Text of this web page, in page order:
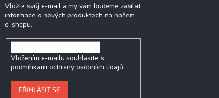
Vložte svůj e-mail a my vám budeme zasílat
informace o nových produktech na našem
e-shopu.
Vložením e-mailu souhlasíte s
podmínkami ochrany osobních údajů
PŘIHLÁSIT SE